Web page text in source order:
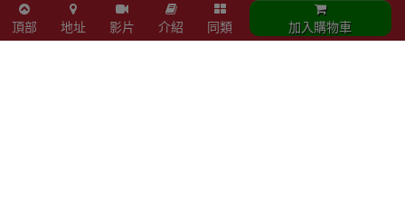
頂部 地址 影片 介紹 同類 加入購物車